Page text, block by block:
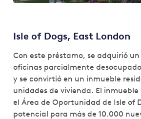
Isle of Dogs, East London
Con este préstamo, se adquirió
oficinas parcialmente
y se convirtió en un inmueble
unidades de vivienda. El
el Área de Oportunidad de Isle of
potencial para más de 10.000